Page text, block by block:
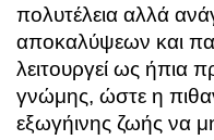
πολυτέλεια αλλά
αποκαλύψεων και
λειτουργεί ως ήπια
γνώμης, ώστε η
εξωγήινης ζωής να